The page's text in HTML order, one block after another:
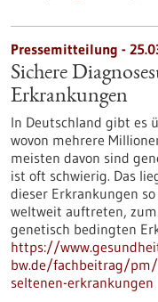
Pressemitteilung -
Sichere
Erkrankungen
In Deutschland gibt es
wovon mehrere
meisten davon sind
ist oft schwierig. Das
dieser Erkrankungen
weltweit auftreten,
genetisch bedingten
https://
bw.de/fachbeitrag/pm/
seltenen-erkrankungen